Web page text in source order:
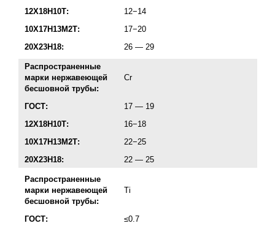
12Х18Н10Т:
12−14
10Х17Н13М2Т:
17−20
20Х23Н18:
26 — 29
Распространенные
марки нержавеющей
бесшовной трубы:
Cr
ГОСТ:
17 — 19
12Х18Н10Т:
16−18
10Х17Н13М2Т:
22−25
20Х23Н18:
22 — 25
Распространенные
марки нержавеющей
бесшовной трубы:
Ti
ГОСТ:
≤0.7